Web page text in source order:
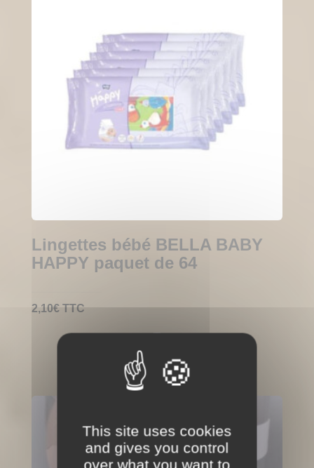
Lingettes bébé BELLA BABY
HAPPY paquet de 64
2,10€ TTC
This site uses cookies
and gives you control
over what you want to